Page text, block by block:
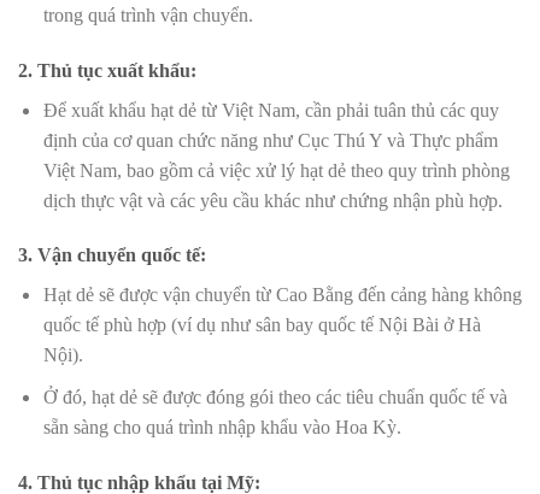
trong quá trình vận chuyển.
2. Thủ tục xuất khẩu:
Để xuất khẩu hạt dẻ từ Việt Nam, cần phải tuân thủ các quy
định của cơ quan chức năng như Cục Thú Y và Thực phẩm
Việt Nam, bao gồm cả việc xử lý hạt dẻ theo quy trình phòng
dịch thực vật và các yêu cầu khác như chứng nhận phù hợp.
3. Vận chuyển quốc tế:
Hạt dẻ sẽ được vận chuyển từ Cao Bằng đến cảng hàng không
quốc tế phù hợp (ví dụ như sân bay quốc tế Nội Bài ở Hà
Nội).
Ở đó, hạt dẻ sẽ được đóng gói theo các tiêu chuẩn quốc tế và
sẵn sàng cho quá trình nhập khẩu vào Hoa Kỳ.
4. Thủ tục nhập khẩu tại Mỹ: